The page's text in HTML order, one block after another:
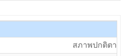
สภาพปกติตาม